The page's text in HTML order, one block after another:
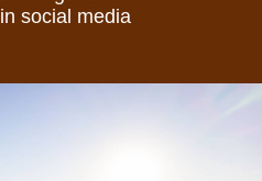
social media